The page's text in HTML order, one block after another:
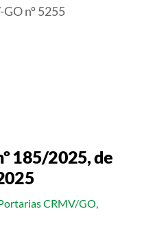
nº 5255
185/2025, de
CRMV/GO,